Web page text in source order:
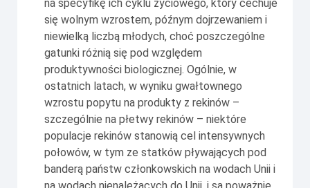
na specyfikę ich cyklu życiowego, który cechuje
się wolnym wzrostem, późnym dojrzewaniem i
niewielką liczbą młodych, choć poszczególne
gatunki różnią się pod względem
produktywności biologicznej. Ogólnie, w
ostatnich latach, w wyniku gwałtownego
wzrostu popytu na produkty z rekinów –
szczególnie na płetwy rekinów – niektóre
populacje rekinów stanowią cel intensywnych
połowów, w tym ze statków pływających pod
banderą państw członkowskich na wodach Unii i